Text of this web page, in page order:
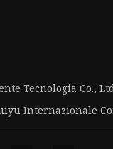
Tecnologia Co.,
Internazionale